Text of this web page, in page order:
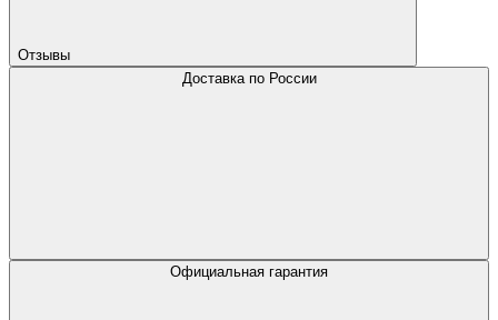
Отзывы
Доставка по России
Официальная гарантия